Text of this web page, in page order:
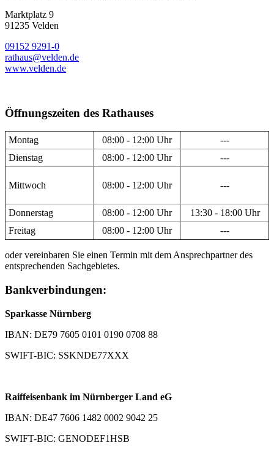
Marktplatz 9
91235 Velden
09152 9291-0
rathaus@velden.de
www.velden.de
Öffnungszeiten des Rathauses
Montag 08:00 - 12:00 Uhr
---
Dienstag
08:00 - 12:00 Uhr ---
Mittwoch 08:00 - 12:00 Uhr ---
Donnerstag 08:00 - 12:00 Uhr
13:30 - 18:00 Uhr
Freitag
08:00 - 12:00 Uhr ---
oder vereinbaren Sie einen Termin mit dem Ansprechpartner des
entsprechenden Sachgebietes.
Bankverbindungen:
Sparkasse Nürnberg
IBAN: DE79 7605 0101 0190 0708 88
SWIFT-BIC: SSKNDE77XXX
Raiffeisenbank im Nürnberger Land eG
IBAN: DE47 7606 1482 0002 9042 25
SWIFT-BIC: GENODEF1HSB